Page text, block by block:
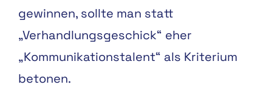
gewinnen, sollte man statt
„Verhandlungsgeschick“ eher
„Kommunikationstalent“ als Kriterium
betonen.